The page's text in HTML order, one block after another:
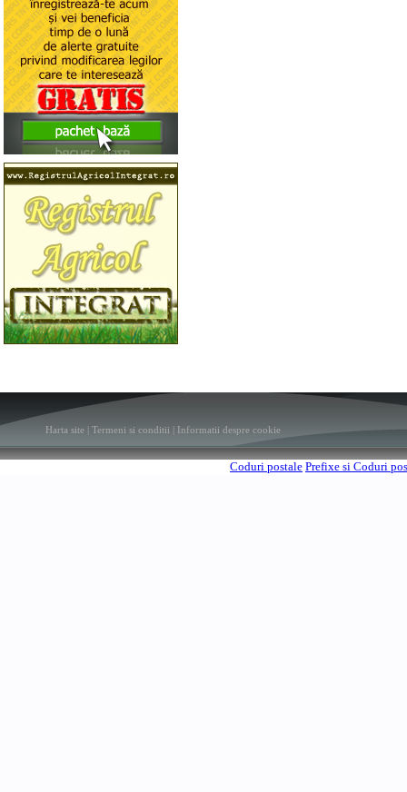
Harta site | Termeni si conditii | Informatii despre cookie
Coduri postale Prefixe si Coduri